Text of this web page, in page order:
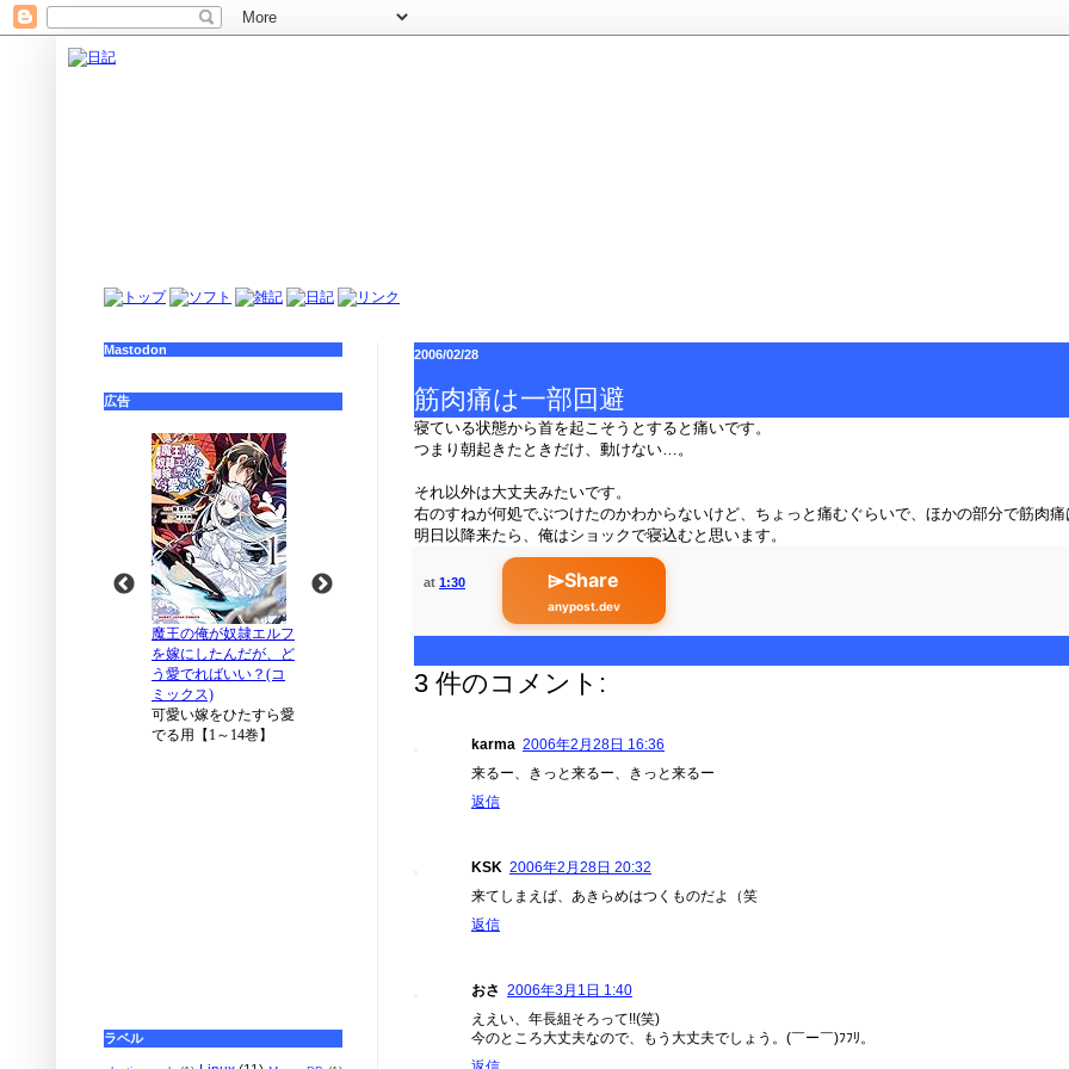
2006/02/28
筋肉痛は一部回避
寝ている状態から首を起こそうとすると痛いです。
つまり朝起きたときだけ、動けない…。
それ以外は大丈夫みたいです。
右のすねが何処でぶつけたのかわからないけど、ちょっと痛むぐらいで、ほかの部分で筋肉
明日以降来たら、俺はショックで寝込むと思います。
at 1:30 ⌲Share
anypost.dev
3 件のコメント:
karma 2006年2月28日 16:36
来るー、きっと来るー、きっと来るー
返信
KSK 2006年2月28日 20:32
来てしまえば、あきらめはつくものだよ（笑
返信
おさ 2006年3月1日 1:40
ええい、年長組そろって!!(笑)
今のところ大丈夫なので、もう大丈夫でしょう。(￣ー￣)ﾌﾌﾘ。
Mastodon
広告
ラベル